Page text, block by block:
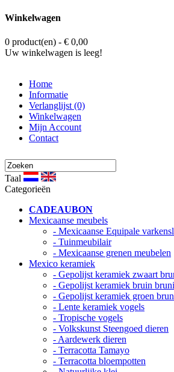
Winkelwagen
0 product(en) - € 0,00
Uw winkelwagen is leeg!
Home
Informatie
Verlanglijst (0)
Winkelwagen
Mijn Account
Contact
Taal
Categorieën
CADEAUBON
Mexicaanse meubels
- Mexicaanse Equipale
- Tuinmeubilair
- Mexicaanse grenen meubelen
Mexico keramiek
- Gepolijst keramiek zwaart
- Gepolijst keramiek bruin
- Gepolijst keramiek groen
- Lente keramiek vogels
- Tropische vogels
- Volkskunst Steengoed dieren
- Aardewerk dieren
- Terracotta Tamayo
- Terracotta bloempotten